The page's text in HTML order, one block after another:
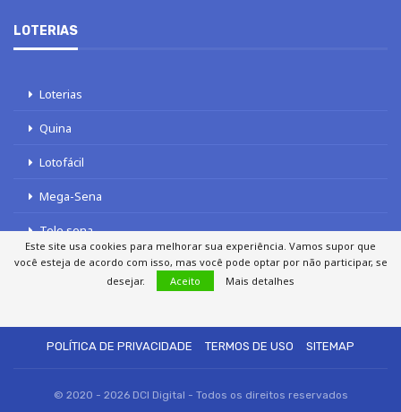
LOTERIAS
Loterias
Quina
Lotofácil
Mega-Sena
Tele sena
POLÍTICA DE PRIVACIDADE
TERMOS DE USO SITEMAP
© 2020 - 2026 DCI Digital - Todos os direitos reservados
Este site usa cookies para melhorar sua experiência. Vamos supor que
você esteja de acordo com isso, mas você pode optar por não participar, se
desejar.
Aceito Mais detalhes